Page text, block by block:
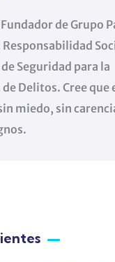
de Grupo
Responsabilidad
Seguridad para la
Delitos. Cree que
miedo, sin